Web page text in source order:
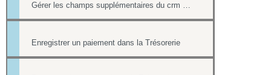
Gérer les champs supplémentaires du crm et de la trésorerie
Enregistrer un paiement dans la Trésorerie